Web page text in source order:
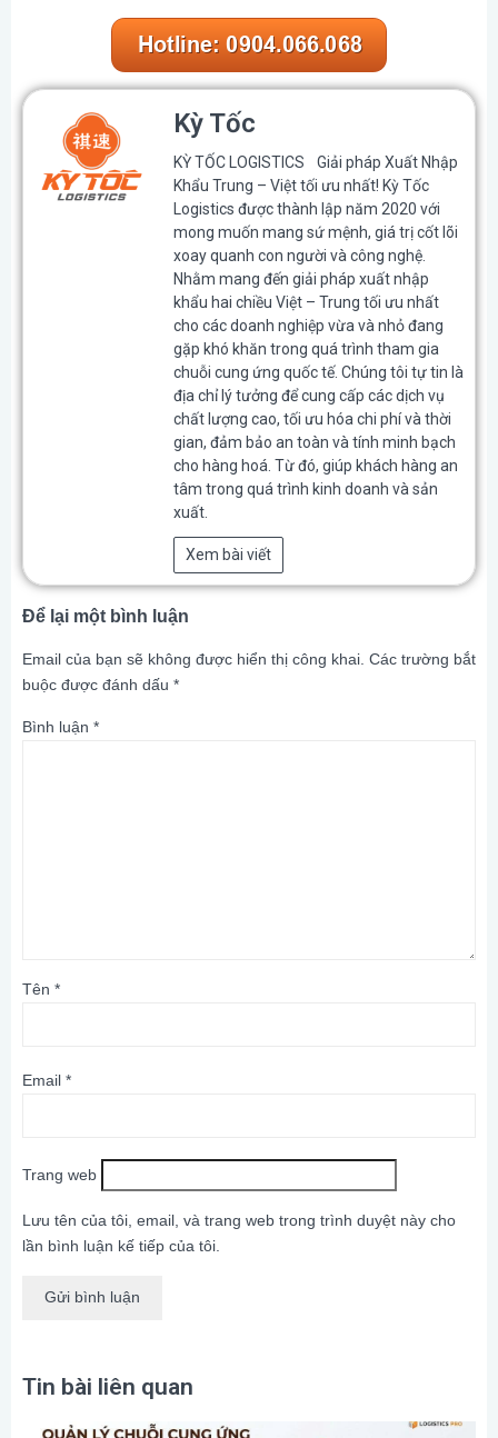
Kỳ Tốc
KỲ TỐC LOGISTICS Giải pháp Xuất Nhập
Khẩu Trung – Việt tối ưu nhất! Kỳ Tốc
Logistics được thành lập năm 2020 với
mong muốn mang sứ mệnh, giá trị cốt lõi
xoay quanh con người và công nghệ.
Nhằm mang đến giải pháp xuất nhập
khẩu hai chiều Việt – Trung tối ưu nhất
cho các doanh nghiệp vừa và nhỏ đang
gặp khó khăn trong quá trình tham gia
chuỗi cung ứng quốc tế. Chúng tôi tự tin là
địa chỉ lý tưởng để cung cấp các dịch vụ
chất lượng cao, tối ưu hóa chi phí và thời
gian, đảm bảo an toàn và tính minh bạch
cho hàng hoá. Từ đó, giúp khách hàng an
tâm trong quá trình kinh doanh và sản
xuất.
Xem bài viết
Để lại một bình luận
Email của bạn sẽ không được hiển thị công khai. Các trường bắt
buộc được đánh dấu *
Bình luận *
Tên *
Email *
Trang web
Lưu tên của tôi, email, và trang web trong trình duyệt này cho
lần bình luận kế tiếp của tôi.
Tin bài liên quan